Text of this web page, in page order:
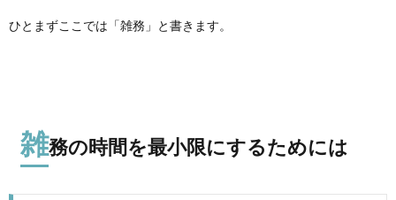
ひとまずここでは「雑務」と書きます。
雑務の時間を最小限にするためには